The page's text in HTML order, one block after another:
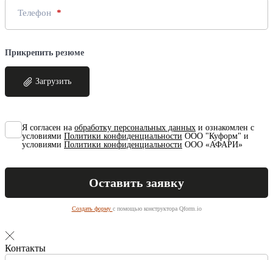
Телефон
Прикрепить резюме
Загрузить
Я согласен на обработку персональных данных и ознакомлен с
условиями Политики конфиденциальности ООО "Куформ" и
условиями Политики конфиденциальности ООО «АФАРИ»
Создать форму с помощью конструктора Qform.io
Контакты